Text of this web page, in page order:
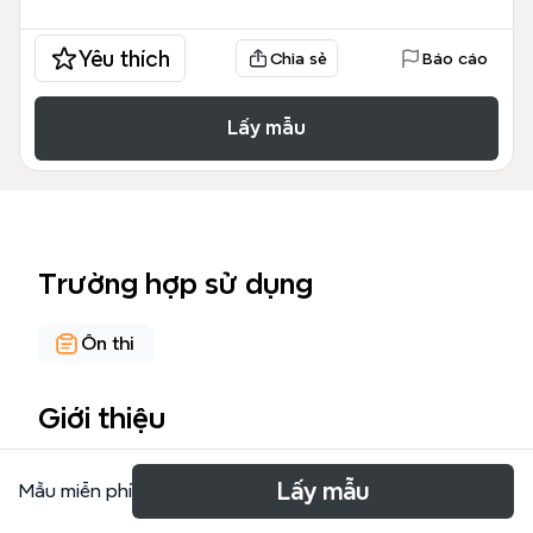
Yêu thích Chia sẻ Báo cáo
Lấy mẫu
Trường hợp sử dụng
Ôn thi
Giới thiệu
कारक माइंड मैप टेम्पलेट हिंदी व्याकरण के आठ कारकों — कर्म,
अपादान, अधिकरण, संबोधन, संबंध, संप्रदान, करण और कर्ता — की
Mẫu miễn phí Lấy mẫu